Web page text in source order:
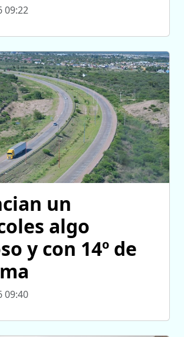
09:22
un
algo
y con 14º de
09:40